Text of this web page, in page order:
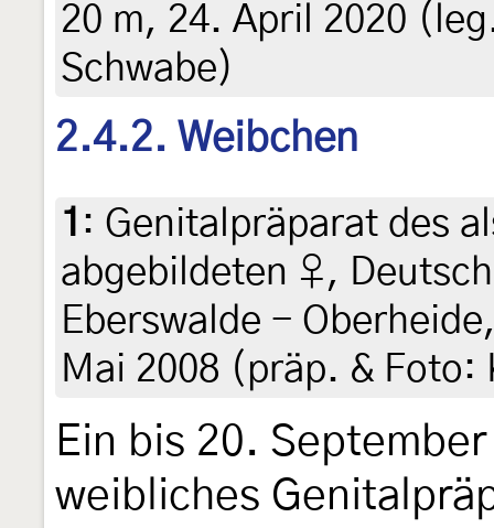
20 m, 24. April 2020
Schwabe)
2.4.2. Weibchen
1 : Genitalpräparat des
abgebildeten ♀,
Eberswalde -
Mai 2008 (präp. & Foto:
Ein bis 20.
weibliches